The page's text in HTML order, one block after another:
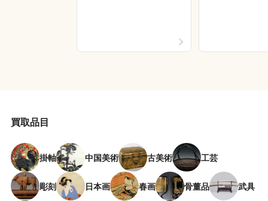
買取品目
掛軸 中国美術 古美術 工芸
彫刻 日本画 春画 骨董品 武具